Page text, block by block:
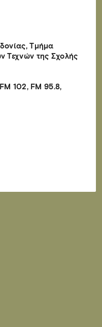
Τμήμα
Τεχνών της Σχολής
102, FM 95.8,